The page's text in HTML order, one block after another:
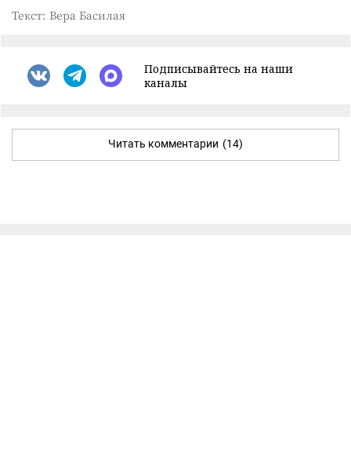
Текст: Вера Басилая
Подписывайтесь на наши
каналы
Читать комментарии (14)